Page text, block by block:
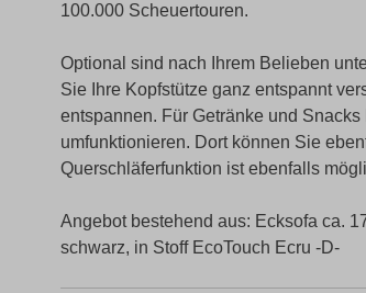
100.000 Scheuertouren.
Optional sind nach Ihrem Belieben
Sie Ihre Kopfstütze ganz entspannt
entspannen. Für Getränke und
umfunktionieren. Dort können Sie
Querschläferfunktion ist ebenfalls
Angebot bestehend aus: Ecksofa ca.
schwarz, in Stoff EcoTouch Ecru -D-